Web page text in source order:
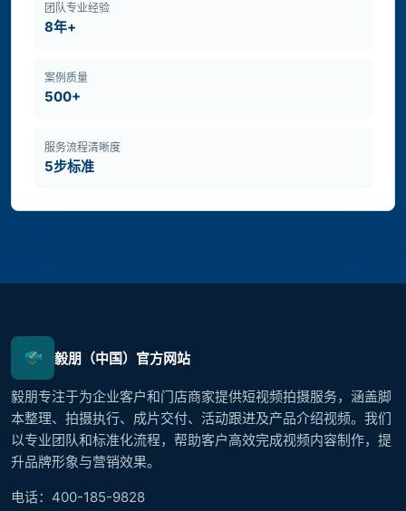
团队专业经验
8年+
案例质量
500+
服务流程清晰度
5步标准
毅朋（中国）官方网站
毅朋专注于为企业客户和门店商家提供短视频拍摄服务，涵盖脚
本整理、拍摄执行、成片交付、活动跟进及产品介绍视频。我们
以专业团队和标准化流程，帮助客户高效完成视频内容制作，提
升品牌形象与营销效果。
电话：400-185-9828